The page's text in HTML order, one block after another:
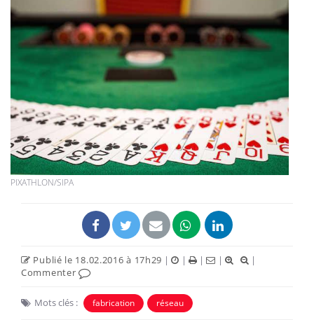
PIXATHLON/SIPA
Publié le 18.02.2016 à 17h29 | | | |
|
Commenter
Mots clés : fabrication réseau